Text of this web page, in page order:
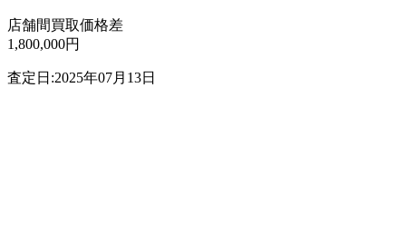
店舗間買取価格差
1,800,000円
査定日:2025年07月13日